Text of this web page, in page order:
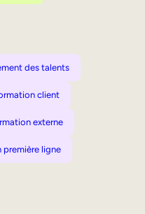
des talents
client
externe
première ligne